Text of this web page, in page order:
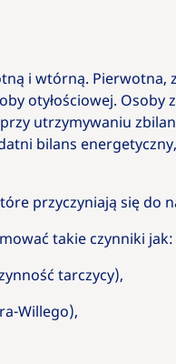
i wtórną. Pierwotna,
otyłościowej. Osoby
utrzymywaniu
bilans
przyczyniają się do
takie czynniki jak:
tarczycy),
Willego),